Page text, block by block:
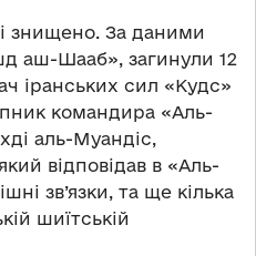
знищено. За даними
аш-Шааб», загинули 12
іранських сил «Кудс»
командира «Аль-
аль-Муандіс,
відповідав в «Аль-
зв’язки, та ще кілька
шиїтській